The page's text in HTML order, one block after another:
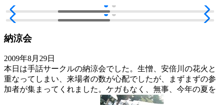
納涼会
2009年8月29日
本日は手話サークルの納涼会でした。生憎、安倍川の花火と
重なってしまい、来場者の数が心配でしたが、まずまずの参
加者が集まってくれました。ケガもなく、無事、今年の夏を